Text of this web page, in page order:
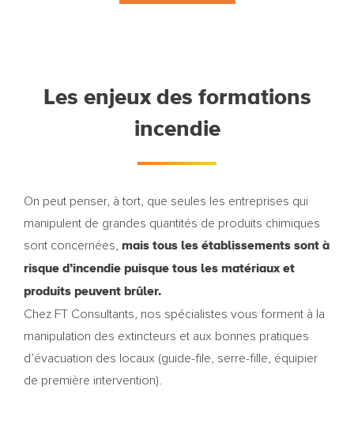
Les enjeux des formations
incendie
On peut penser, à tort, que seules les entreprises qui
manipulent de grandes quantités de produits chimiques
sont concernées, mais tous les établissements sont à
risque d’incendie puisque tous les matériaux et
produits peuvent brûler.
Chez FT Consultants, nos spécialistes vous forment à la
manipulation des extincteurs et aux bonnes pratiques
d’évacuation des locaux (guide-file, serre-fille, équipier
de première intervention).